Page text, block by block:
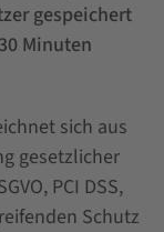
gespeichert
Minuten
sich aus
gesetzlicher
PCI DSS,
Schutz